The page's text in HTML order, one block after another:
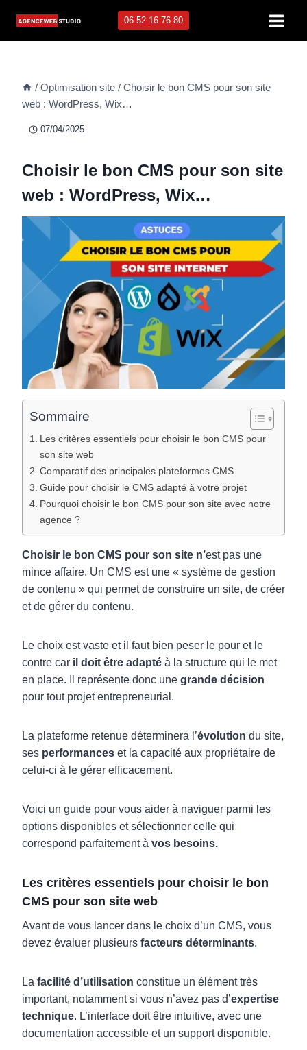
contenu
06 52 16 76 80
/ Optimisation site / Choisir le bon CMS pour son site
web : WordPress, Wix…
07/04/2025
Choisir le bon CMS pour son site
web : WordPress, Wix…
Sommaire
Les critères essentiels pour choisir le bon CMS pour
son site web
Comparatif des principales plateformes CMS
Guide pour choisir le CMS adapté à votre projet
Pourquoi choisir le bon CMS pour son site avec notre
agence ?
Choisir le bon CMS pour son site n’est pas une
mince affaire. Un CMS est une « système de gestion
de contenu » qui permet de construire un site, de créer
et de gérer du contenu.
Le choix est vaste et il faut bien peser le pour et le
contre car il doit être adapté à la structure qui le met
en place. Il représente donc une grande décision
pour tout projet entrepreneurial.
La plateforme retenue déterminera l’évolution du site,
ses performances et la capacité aux propriétaire de
celui-ci à le gérer efficacement.
Voici un guide pour vous aider à naviguer parmi les
options disponibles et sélectionner celle qui
correspond parfaitement à vos besoins.
Les critères essentiels pour choisir le bon
CMS pour son site web
Avant de vous lancer dans le choix d’un CMS, vous
devez évaluer plusieurs facteurs déterminants.
La facilité d’utilisation constitue un élément très
important, notamment si vous n’avez pas d’expertise
technique. L’interface doit être intuitive, avec une
documentation accessible et un support disponible.